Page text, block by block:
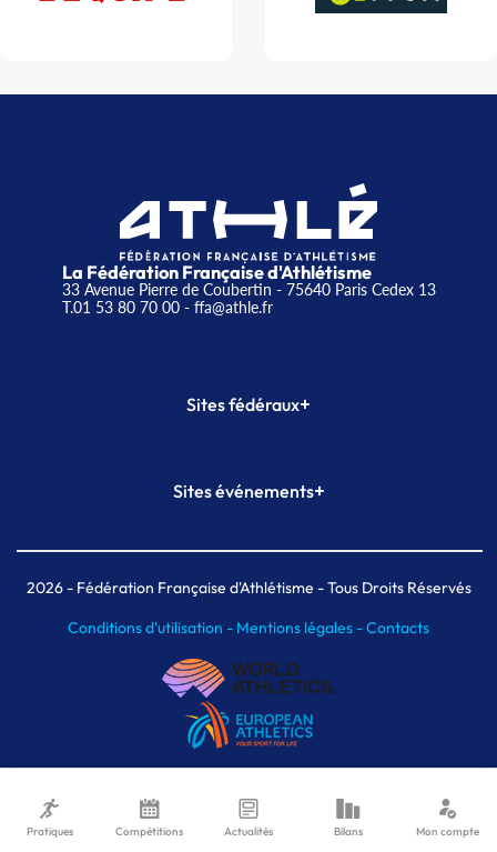
La Fédération Française d'Athlétisme
33 Avenue Pierre de Coubertin - 75640 Paris Cedex 13
T.01 53 80 70 00- ffa@athle.fr
Sites fédéraux+
Plateforme Formation
Sites événements+
Meeting de Paris indoor
MAIF Ekiden de Paris
2026- Fédération Française d'Athlétisme - Tous Droits Réservés
Conditions d'utilisation - Mentions légales -Contacts
Pratiques Compétitions Actualités Bilans Mon compte